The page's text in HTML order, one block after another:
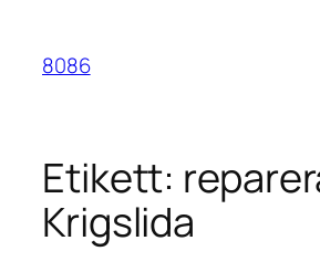
innehåll
8086
Etikett:
Krigslida